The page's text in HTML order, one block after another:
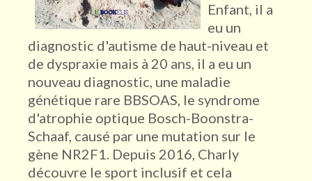
Enfant, il a
eu un
diagnostic d'autisme de haut-niveau et
de dyspraxie mais à 20 ans, il a eu un
nouveau diagnostic, une maladie
génétique rare BBSOAS, le syndrome
d'atrophie optique Bosch-Boonstra-
Schaaf, causé par une mutation sur le
gène NR2F1. Depuis 2016, Charly
découvre le sport inclusif et cela